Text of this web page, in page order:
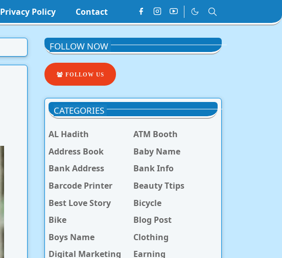
Privacy Policy Contact
FOLLOW NOW
FOLLOW US
CATEGORIES
AL Hadith
ATM Booth
Address Book
Baby Name
Bank Address
Bank Info
Barcode Printer
Beauty Ttips
Best Love Story
Bicycle
Bike
Blog Post
Boys Name
Clothing
Digital Marketing
Earning